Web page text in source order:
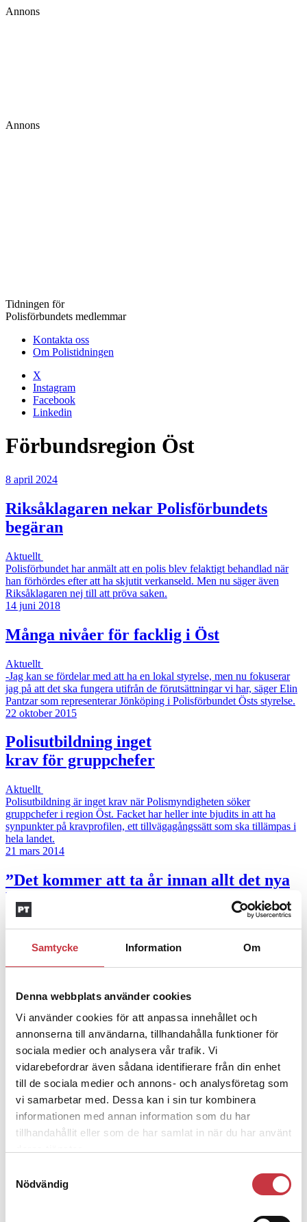
Samtycke Information Om
Denna webbplats använder cookies
Vi använder cookies för att anpassa innehållet och
annonserna till användarna, tillhandahålla funktioner för
sociala medier och analysera vår trafik. Vi
vidarebefordrar även sådana identifierare från din enhet
till de sociala medier och annons- och analysföretag som
vi samarbetar med. Dessa kan i sin tur kombinera
informationen med annan information som du har
tillhandahållit eller som de har samlat in när du har använt
Nödvändig
Annons
Annons
Tidningen för
Polisförbundets medlemmar
Kontakta oss
Om Polistidningen
X
Instagram
Facebook
Linkedin
Förbundsregion Öst
8 april 2024
Riksåklagaren nekar Polisförbundets
begäran
Aktuellt
Polisförbundet har anmält att en polis blev felaktigt behandlad när
han förhördes efter att ha skjutit verkanseld. Men nu säger även
Riksåklagaren nej till att pröva saken.
14 juni 2018
Många nivåer för facklig i Öst
Aktuellt
-Jag kan se fördelar med att ha en lokal styrelse, men nu fokuserar
jag på att det ska fungera utifrån de förutsättningar vi har, säger Elin
Pantzar som representerar Jönköping i Polisförbundet Östs styrelse.
22 oktober 2015
Polisutbildning inget
krav för gruppchefer
Aktuellt
Polisutbildning är inget krav när Polismyndigheten söker
gruppchefer i region Öst. Facket har heller inte bjudits in att ha
synpunkter på kravprofilen, ett tillvägagångssätt som ska tillämpas i
hela landet.
21 mars 2014
”Det kommer att ta år innan allt det nya
har satt sig”
Aktuellt
medlemmar i de tre län som vid årsskiftet ska bli Polisregion Öst.
Klart: Ingångslönen höjs med 2 300
kronor
4 juni 2026
Insändare:Miljoner i sjön –
polisaspiranter underkänns på
godtyckliga grunder